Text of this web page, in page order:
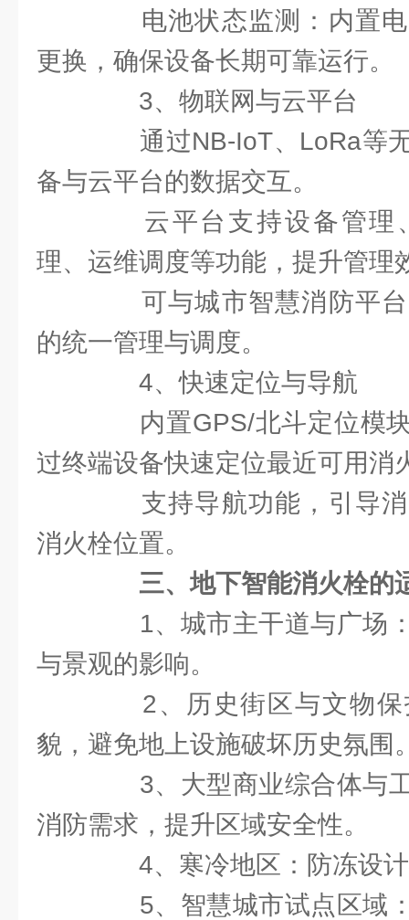
电池状态监测：内置电
更换，确保设备长期可靠运行。
3、物联网与云平台​
通过NB-IoT、LoRa等无
备与云平台的数据交互。
云平台支持设备管理
理、运维调度等功能，提升管理
可与城市智慧消防平台
的统一管理与调度。
4、快速定位与导航​
内置GPS/北斗定位模块
过终端设备快速定位最近可用消
支持导航功能，引导消
消火栓位置。
三、地下智能消火栓的
1、城市主干道与广场：
与景观的影响。
2、历史街区与文物保
貌，避免地上设施破坏历史氛围
3、大型商业综合体与工
消防需求，提升区域安全性。
4、寒冷地区：防冻设计
5、智慧城市试点区域：